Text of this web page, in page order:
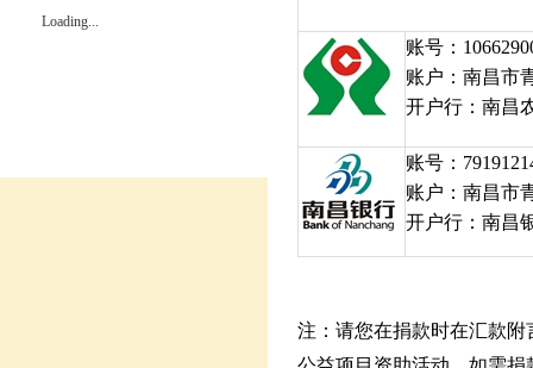
Loading...
账号：
账户：南昌市
开户行：南昌
账号：
账户：南昌市
开户行：南昌
注：请您在捐款时在汇款